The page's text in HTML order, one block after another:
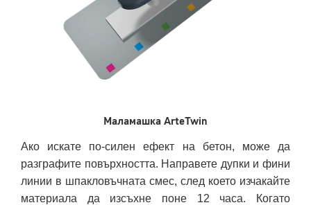
Маламашка ArteTwin
Ако искате по-силен ефект на бетон, може да
разграфите повърхността. Направете дупки и фини
линии в шпакловъчната смес, след което изчакайте
материала да изсъхне поне 12 часа. Когато